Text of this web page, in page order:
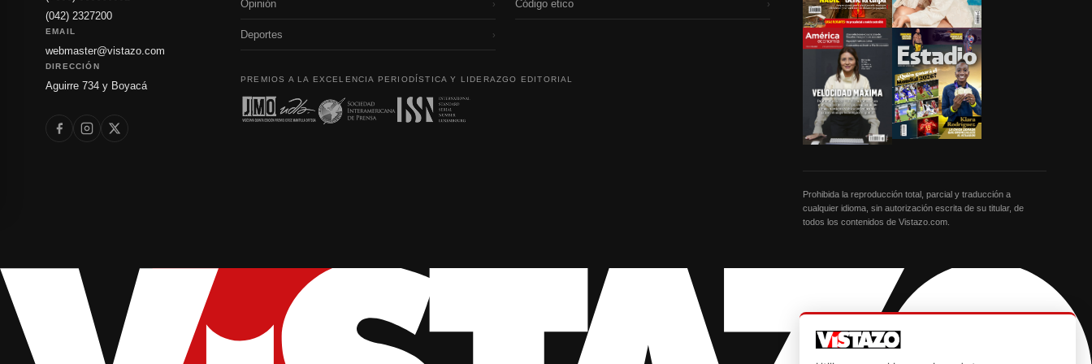
(042) 2327200
EMAIL
webmaster@vistazo.com
DIRECCIÓN
Aguirre 734 y Boyacá
Opinión ›
Deportes ›
Código etico ›
PREMIOS A LA EXCELENCIA PERIODÍSTICA Y LIDERAZGO EDITORIAL
Prohibida la reproducción total, parcial y traducción a
cualquier idioma, sin autorización escrita de su titular, de
todos los contenidos de Vistazo.com.